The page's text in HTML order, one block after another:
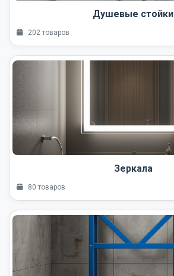
Душевые стойки
202 товаров
Зеркала
80 товаров